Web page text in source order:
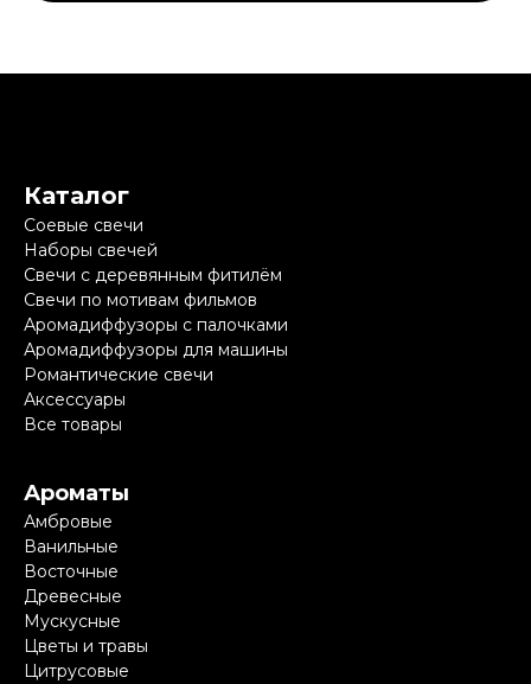
Каталог
Соевые свечи
Наборы свечей
Свечи с деревянным фитилём
Свечи по мотивам фильмов
Аромадиффузоры с палочками
Аромадиффузоры для машины
Романтические свечи
Аксессуары
Все товары
Ароматы
Амбровые
Ванильные
Восточные
Древесные
Мускусные
Цветы и травы
Цитрусовые